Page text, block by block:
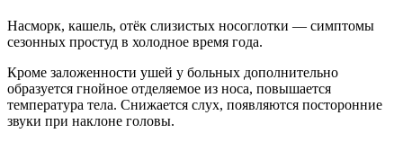
Насморк, кашель, отёк слизистых носоглотки — симптомы
сезонных простуд в холодное время года.
Кроме заложенности ушей у больных дополнительно
образуется гнойное отделяемое из носа, повышается
температура тела. Снижается слух, появляются посторонние
звуки при наклоне головы.